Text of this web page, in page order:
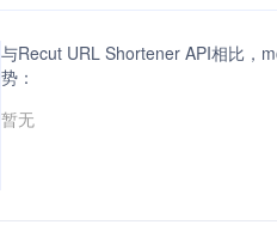
与Recut URL Shortener API相比，
势：
暂无